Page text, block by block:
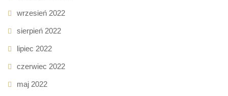
wrzesień 2022
sierpień 2022
lipiec 2022
czerwiec 2022
maj 2022